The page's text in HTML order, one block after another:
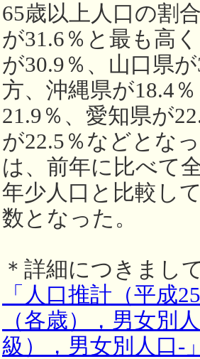
65歳以上人口の割
が31.6％と最も高
が30.9％、山口県
方、沖縄県が18.4
21.9％、愛知県が
が22.5％などとな
は、前年に比べて
年少人口と比較し
数となった。
＊詳細につきまし
「人口推計（平成
（各歳），男女別
級），男女別人口‐」